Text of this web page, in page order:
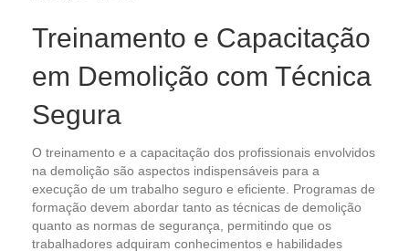
Treinamento e Capacitação
em Demolição com Técnica
Segura
O treinamento e a capacitação dos profissionais envolvidos
na demolição são aspectos indispensáveis para a
execução de um trabalho seguro e eficiente. Programas de
formação devem abordar tanto as técnicas de demolição
quanto as normas de segurança, permitindo que os
trabalhadores adquiram conhecimentos e habilidades